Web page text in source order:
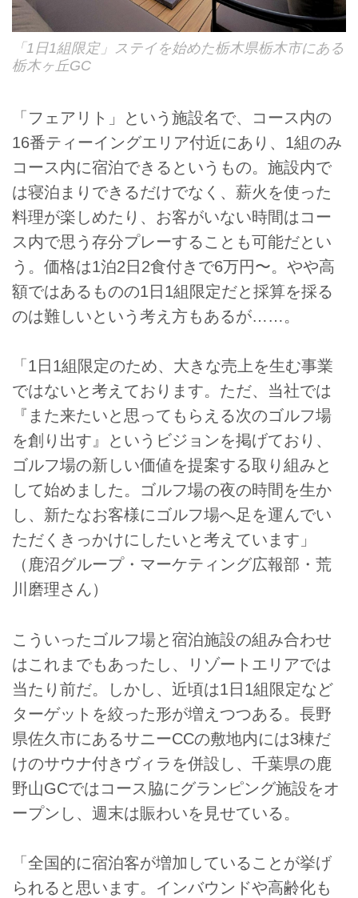
「1日1組限定」ステイを始めた栃木県栃木市にある
栃木ヶ丘GC
「フェアリト」という施設名で、コース内の
16番ティーイングエリア付近にあり、1組のみ
コース内に宿泊できるというもの。施設内で
は寝泊まりできるだけでなく、薪火を使った
料理が楽しめたり、お客がいない時間はコー
ス内で思う存分プレーすることも可能だとい
う。価格は1泊2日2食付きで6万円〜。やや高
額ではあるものの1日1組限定だと採算を採る
のは難しいという考え方もあるが……。
「1日1組限定のため、大きな売上を生む事業
ではないと考えております。ただ、当社では
『また来たいと思ってもらえる次のゴルフ場
を創り出す』というビジョンを掲げており、
ゴルフ場の新しい価値を提案する取り組みと
して始めました。ゴルフ場の夜の時間を生か
し、新たなお客様にゴルフ場へ足を運んでい
ただくきっかけにしたいと考えています」
（鹿沼グループ・マーケティング広報部・荒
川磨理さん）
こういったゴルフ場と宿泊施設の組み合わせ
はこれまでもあったし、リゾートエリアでは
当たり前だ。しかし、近頃は1日1組限定など
ターゲットを絞った形が増えつつある。長野
県佐久市にあるサニーCCの敷地内には3棟だ
けのサウナ付きヴィラを併設し、千葉県の鹿
野山GCではコース脇にグランピング施設をオ
ープンし、週末は賑わいを見せている。
「全国的に宿泊客が増加していることが挙げ
られると思います。インバウンドや高齢化も